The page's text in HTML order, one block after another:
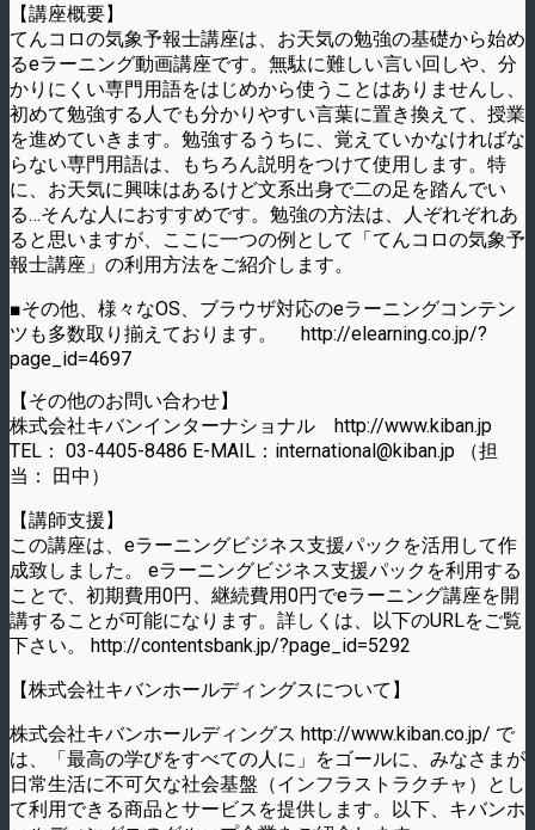
【講座概要】
てんコロの気象予報士講座は、お天気の勉強の基礎から始め
るeラーニング動画講座です。無駄に難しい言い回しや、分
かりにくい専門用語をはじめから使うことはありませんし、
初めて勉強する人でも分かりやすい言葉に置き換えて、授業
を進めていきます。勉強するうちに、覚えていかなければな
らない専門用語は、もちろん説明をつけて使用します。特
に、お天気に興味はあるけど文系出身で二の足を踏んでい
る…そんな人におすすめです。勉強の方法は、人ぞれぞれあ
ると思いますが、ここに一つの例として「てんコロの気象予
報士講座」の利用方法をご紹介します。
■その他、様々なOS、ブラウザ対応のeラーニングコンテン
ツも多数取り揃えております。 http://elearning.co.jp/?
page_id=4697
【その他のお問い合わせ】
株式会社キバンインターナショナル http://www.kiban.jp
TEL： 03-4405-8486 E-MAIL：international@kiban.jp （担
当： 田中）
【講師支援】
この講座は、eラーニングビジネス支援パックを活用して作
成致しました。 eラーニングビジネス支援パックを利用する
ことで、初期費用0円、継続費用0円でeラーニング講座を開
講することが可能になります。詳しくは、以下のURLをご覧
下さい。 http://contentsbank.jp/?page_id=5292
【株式会社キバンホールディングスについて】
株式会社キバンホールディングス http://www.kiban.co.jp/ で
は、「最高の学びをすべての人に」をゴールに、みなさまが
日常生活に不可欠な社会基盤（インフラストラクチャ）とし
て利用できる商品とサービスを提供します。以下、キバンホ